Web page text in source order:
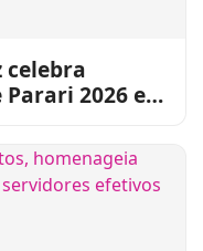
celebra
Parari 2026 e